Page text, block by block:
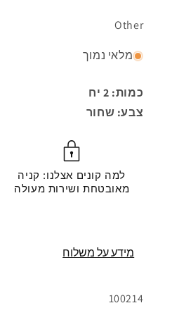
Other
מלאי נמוך
כמות: 2 יח
צבע: שחור
למה קונים אצלנו: קניה
מאובטחת ושירות מעולה
מידע על משלוח
מק"ט:
100214